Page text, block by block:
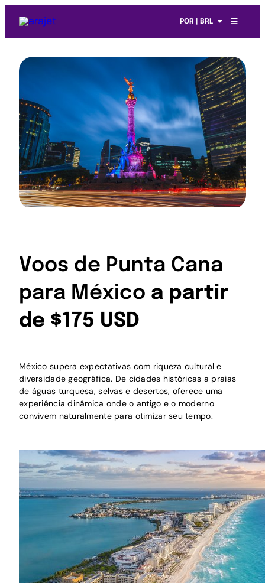
POR | BRL
Voos de Punta Cana
para México a partir
de $175 USD
México supera expectativas com riqueza cultural e
diversidade geográfica. De cidades históricas a praias
de águas turquesa, selvas e desertos, oferece uma
experiência dinâmica onde o antigo e o moderno
convivem naturalmente para otimizar seu tempo.